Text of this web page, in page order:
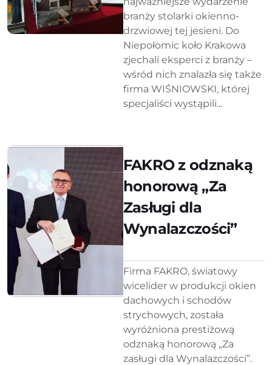
branży stolarki okienno-
drzwiowej tej jesieni. Do
Niepołomic koło Krakowa
zjechali eksperci z branży –
wśród nich znalazła się także
firma WIŚNIOWSKI, której
specjaliści wystąpili...
FAKRO z odznaką
honorową „Za
Zasługi dla
Wynalazczości”
Firma FAKRO, światowy
wicelider w produkcji okien
dachowych i schodów
strychowych, została
wyróżniona prestiżową
odznaką honorową „Za
zasługi dla Wynalazczości”.